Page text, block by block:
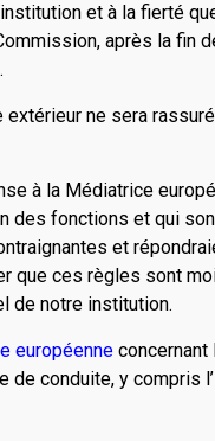
et à la fierté
après la fin
ne sera
à la Médiatrice
des fonctions et qui
et
que ces règles sont
de notre institution.
européenne
conduite, y compris